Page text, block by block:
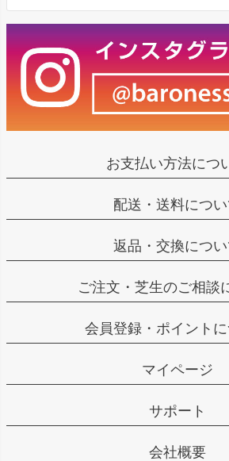
お支払い方法につ
配送・送料につい
返品・交換につい
ご注文・芝生のご相談
会員登録・ポイント
マイページ
サポート
会社概要